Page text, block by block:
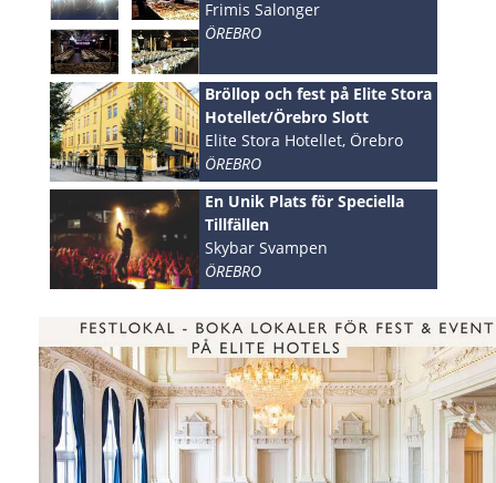
Frimis Salonger
ÖREBRO
Bröllop och fest på Elite Stora
Hotellet/Örebro Slott
Elite Stora Hotellet, Örebro
ÖREBRO
En Unik Plats för Speciella
Tillfällen
Skybar Svampen
ÖREBRO